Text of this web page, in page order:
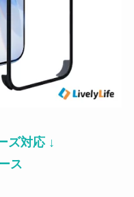
ズ対応 ↓
ス